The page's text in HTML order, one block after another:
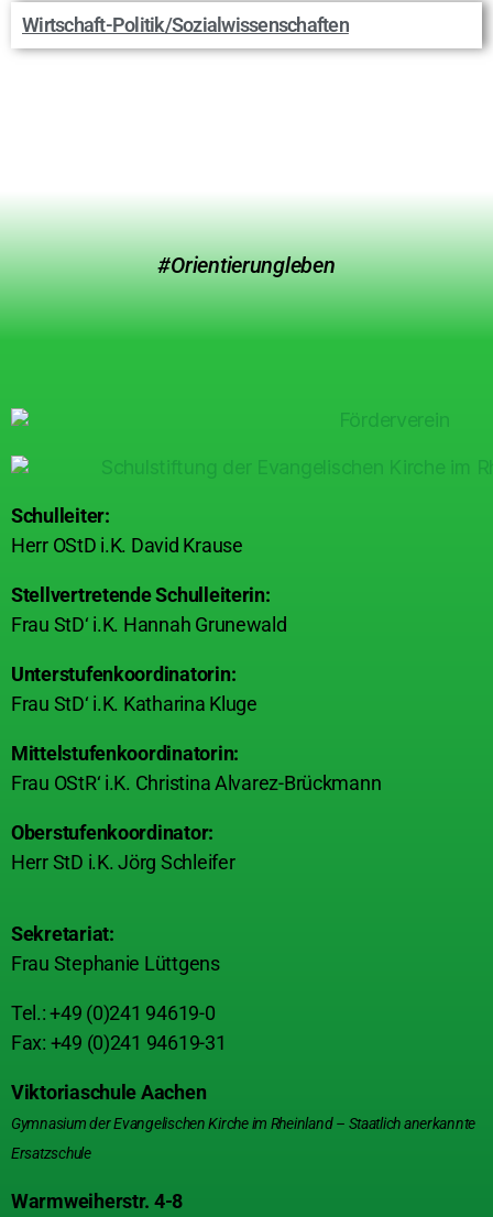
Wirtschaft-Politik/Sozialwissenschaften
#Orientierungleben
Schulleiter:
Herr OStD i.K. David Krause
Stellvertretende Schulleiterin:
Frau StD‘ i.K. Hannah Grunewald
Unterstufenkoordinatorin:
Frau StD‘ i.K. Katharina Kluge
Mittelstufenkoordinatorin:
Frau OStR‘ i.K. Christina Alvarez-Brückmann
Oberstufenkoordinator:
Herr StD i.K. Jörg Schleifer
Sekretariat:
Frau Stephanie Lüttgens
Tel.: +49 (0)241 94619-0
Fax: +49 (0)241 94619-31
Viktoriaschule Aachen
Gymnasium der Evangelischen Kirche im Rheinland – Staatlich anerkannte
Ersatzschule
Warmweiherstr. 4-8